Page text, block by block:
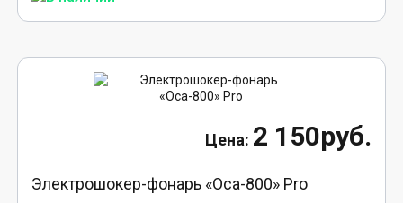
2 150руб.
Электрошокер-фонарь «Оса-800» Pro